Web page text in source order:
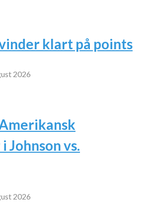
klart på points
2026
Johnson vs.
2026